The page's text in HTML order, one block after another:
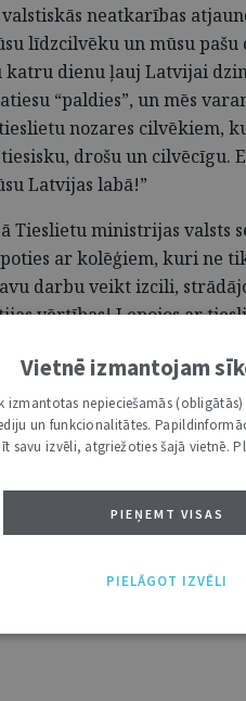
neatkarības
līdzcilvēku un mūsu pašu
katru dienu ļauj Latvijai
“paldies”, un mēs
nozares cilvēkiem,
drošu un cilvēcīgu.
Latvijas labā!”
Tieslietu ministrijas valsts
ar kolēģiem, kuri ne
darbu veikt izcili,
vērtības! Lepojos ar
ieguldījums
vēlu izturību un spēku –
un stiprinot Satversmē
Vietnē izmantojam
nepieciešamās
un funkcionalitātes.
savu izvēli, atgriežoties šajā vietnē.
PIEŅEMT VISAS
PIELĀGOT IZVĒLI